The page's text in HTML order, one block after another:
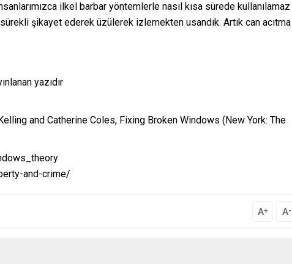
ilkel barbar yöntemlerle nasıl kısa sürede kullanılamaz
şikayet ederek üzülerek izlemekten usandık. Artık can acıtma
yazıdır
and Catherine Coles, Fixing Broken Windows (New York: The
and-crime/
A+ A-